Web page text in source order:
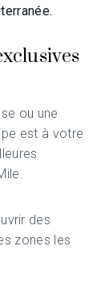
ou une
est à votre
des
zones les